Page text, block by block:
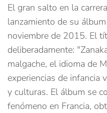
El gran salto en la
lanzamiento de su
noviembre de 2015. El
deliberadamente:
malgache, el idioma de
experiencias de infancia
y culturas. El álbum se
fenómeno en Francia,